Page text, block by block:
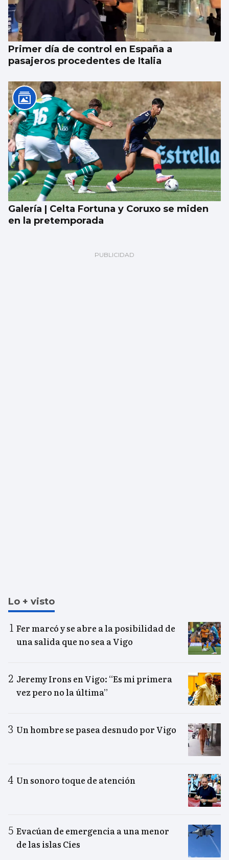
Primer día de control en España a
pasajeros procedentes de Italia
Galería | Celta Fortuna y Coruxo se miden
en la pretemporada
Lo + visto
Fer marcó y se abre a la posibilidad de
una salida que no sea a Vigo
Jeremy Irons en Vigo: “Es mi primera
vez pero no la última”
Un hombre se pasea desnudo por Vigo
Un sonoro toque de atención
Evacúan de emergencia a una menor
de las islas Cíes